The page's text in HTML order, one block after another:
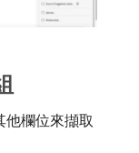
他欄位來擷取